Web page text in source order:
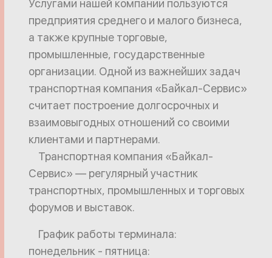
Услугами нашей компании пользуются
предприятия среднего и малого бизнеса,
а также крупные торговые,
промышленные, государственные
организации. Одной из важнейших задач
транспортная компания «Байкал-Сервис»
считает построение долгосрочных и
взаимовыгодных отношений со своими
клиентами и партнерами.
Транспортная компания «Байкал-
Сервис» — регулярный участник
транспортных, промышленных и торговых
форумов и выставок.
График работы терминала:
понедельник - пятница: